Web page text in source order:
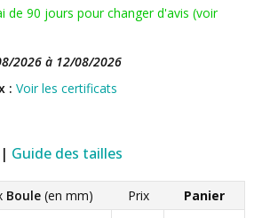
de 90 jours pour changer d'avis (voir
2026 à 12/08/2026
: Voir les certificats
Guide des tailles
Boule(en mm) Prix Panier